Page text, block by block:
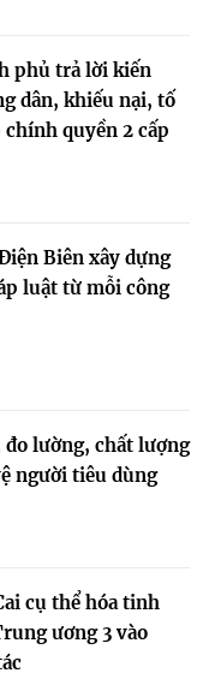
phủ trả lời kiến
dân, khiếu nại, tố
chính quyền 2 cấp
Biên xây dựng
luật từ mỗi công
đo lường, chất lượng
người tiêu dùng
cụ thể hóa tinh
ương 3 vào